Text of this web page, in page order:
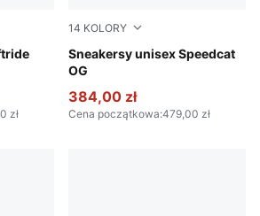
Gray
zł
14 KOLORY
Sneakersy unisex Speedcat
OG
PUMA Black-PUMA White
384,00 zł
Cena początkowa:479,00 zł